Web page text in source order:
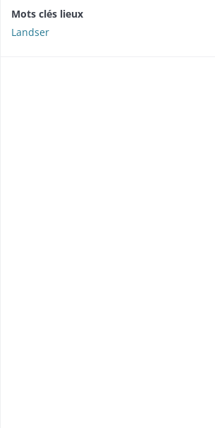
Mots clés lieux
Landser